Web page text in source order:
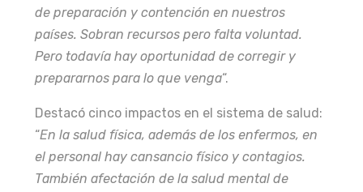
de preparación y contención en nuestros
países. Sobran recursos pero falta voluntad.
Pero todavía hay oportunidad de corregir y
prepararnos para lo que venga“.
Destacó cinco impactos en el sistema de salud:
“En la salud física, además de los enfermos, en
el personal hay cansancio físico y contagios.
También afectación de la salud mental de